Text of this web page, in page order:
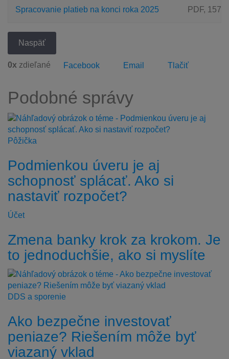
Spracovanie platieb na konci roka 2025 PDF, 157
Naspäť
0x zdieľané Facebook Email Tlačiť
Podobné správy
Pôžička
Podmienkou úveru je aj
schopnosť splácať. Ako si
nastaviť rozpočet?
Účet
Zmena banky krok za krokom. Je
to jednoduchšie, ako si myslíte
DDS a sporenie
Ako bezpečne investovať
peniaze? Riešením môže byť
viazaný vklad